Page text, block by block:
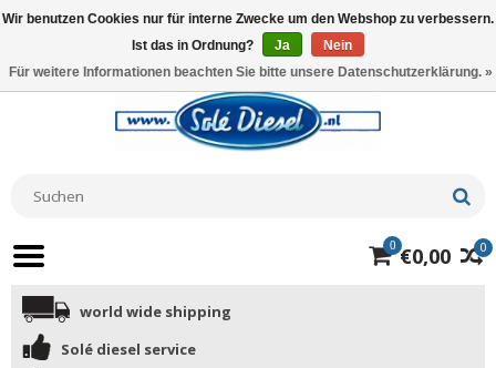
0
0 €0,00
world wide shipping
Solé diesel service
Wir benutzen Cookies nur für interne Zwecke um den Webshop zu verbessern.
Ist das in Ordnung?
Ja
Nein
Für weitere Informationen beachten Sie bitte unsere Datenschutzerklärung. »